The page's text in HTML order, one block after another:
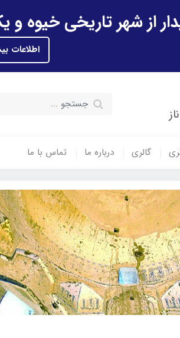
اطلاعات
گالری درباره ما تماس با ما